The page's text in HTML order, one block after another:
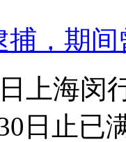
捕，期
上海
日止已